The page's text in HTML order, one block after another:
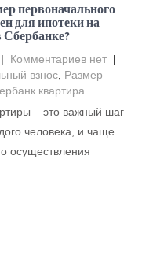
первоначального
для ипотеки на
| Комментариев нет |
взнос, Размер
квартира
– это важный шаг
человека, и чаще
осуществления